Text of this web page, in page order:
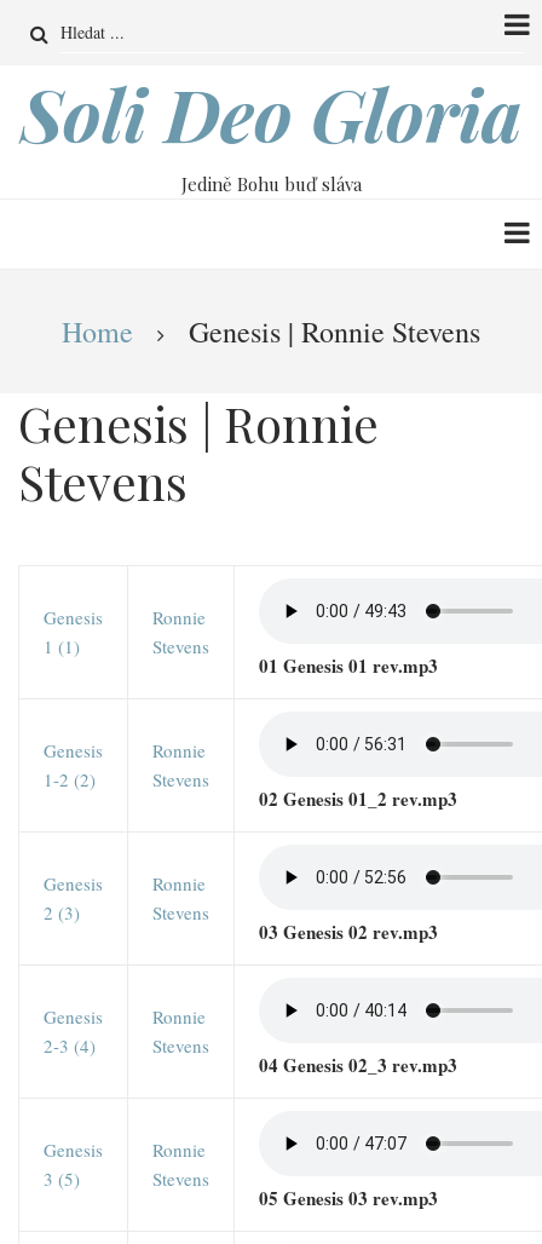
obsahu
Search
Soli Deo Gloria
Jedině Bohu buď sláva
Drobečková
navigace
Home Genesis | Ronnie Stevens
Genesis | Ronnie
Stevens
Genesis
1 (1)
Ronnie
Stevens
01 Genesis 01 rev.mp3
Genesis
1-2 (2)
Ronnie
Stevens
02 Genesis 01_2 rev.mp3
Genesis
2 (3)
Ronnie
Stevens
03 Genesis 02 rev.mp3
Genesis
2-3 (4)
Ronnie
Stevens
04 Genesis 02_3 rev.mp3
Genesis
3 (5)
Ronnie
Stevens
05 Genesis 03 rev.mp3